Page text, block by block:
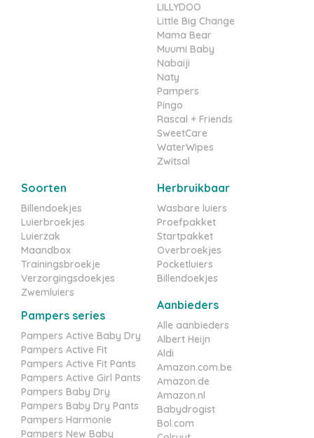
LILLYDOO
Little Big Change
Mama Bear
Muumi Baby
Nabaiji
Naty
Pampers
Pingo
Rascal + Friends
SweetCare
WaterWipes
Zwitsal
Soorten
Billendoekjes
Luierbroekjes
Luierzak
Maandbox
Trainingsbroekje
Verzorgingsdoekjes
Zwemluiers
Pampers series
Pampers Active Baby Dry
Pampers Active Fit
Pampers Active Fit Pants
Pampers Active Girl Pants
Pampers Baby Dry
Pampers Baby Dry Pants
Pampers Harmonie
Pampers New Baby
Herbruikbaar
Wasbare luiers
Proefpakket
Startpakket
Overbroekjes
Pocketluiers
Billendoekjes
Aanbieders
Alle aanbieders
Albert Heijn
Aldi
Amazon.com.be
Amazon.de
Amazon.nl
Babydrogist
Bol.com